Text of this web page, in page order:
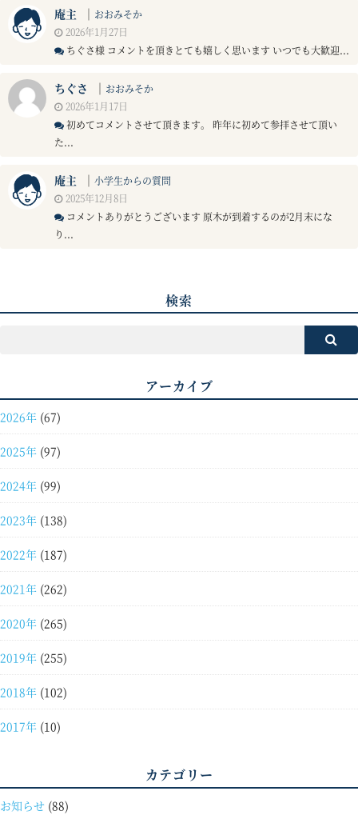
庵主 ｜ おおみそか
2026年1月27日
ちぐさ様 コメントを頂きとても嬉しく思います いつでも大歓迎...
ちぐさ ｜ おおみそか
2026年1月17日
初めてコメントさせて頂きます。 昨年に初めて参拝させて頂い
た...
庵主 ｜ 小学生からの質問
2025年12月8日
コメントありがとうございます 原木が到着するのが2月末にな
り...
検索
アーカイブ
2026年 (67)
2025年 (97)
2024年 (99)
2023年 (138)
2022年 (187)
2021年 (262)
2020年 (265)
2019年 (255)
2018年 (102)
2017年 (10)
カテゴリー
お知らせ (88)